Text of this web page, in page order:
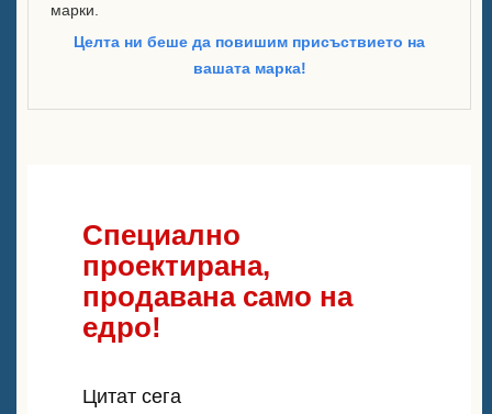
марки.
Целта ни беше да повишим присъствието на
вашата марка!
Специално
проектирана,
продавана само на
едро!
Цитат сега